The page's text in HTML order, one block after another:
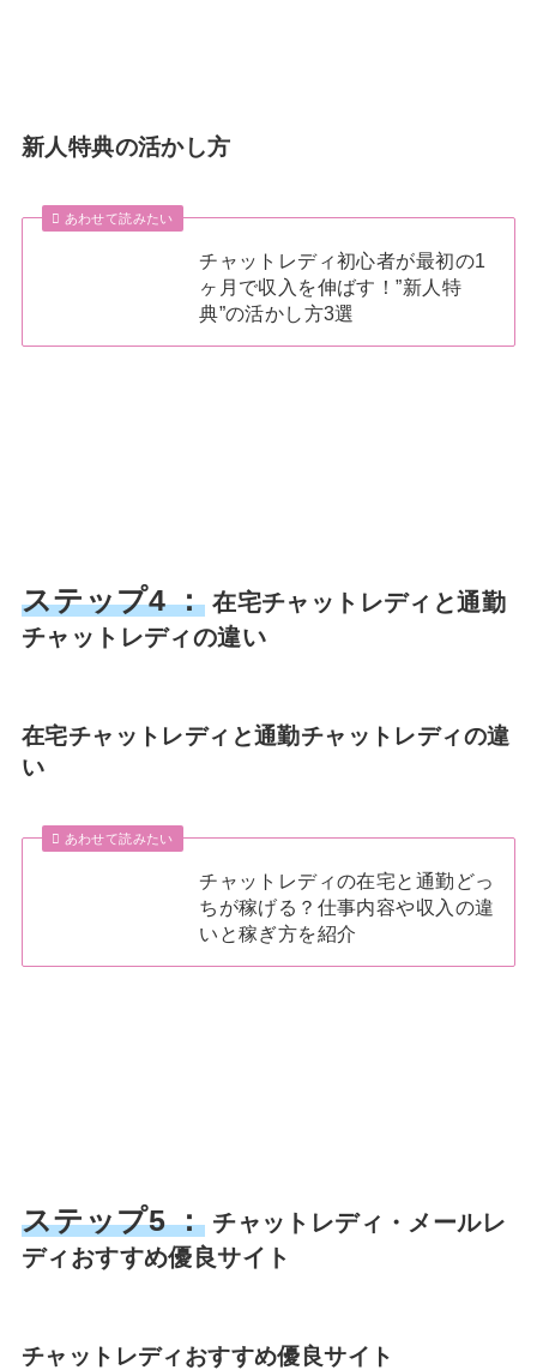
新人特典の活かし方
あわせて読みたい
チャットレディ初心者が最初の1
ヶ月で収入を伸ばす！”新人特
典”の活かし方3選
ステップ4 ：在宅チャットレディと通勤
チャットレディの違い
在宅チャットレディと通勤チャットレディの違
い
あわせて読みたい
チャットレディの在宅と通勤どっ
ちが稼げる？仕事内容や収入の違
いと稼ぎ方を紹介
ステップ5 ：チャットレディ・メールレ
ディおすすめ優良サイト
チャットレディおすすめ優良サイト